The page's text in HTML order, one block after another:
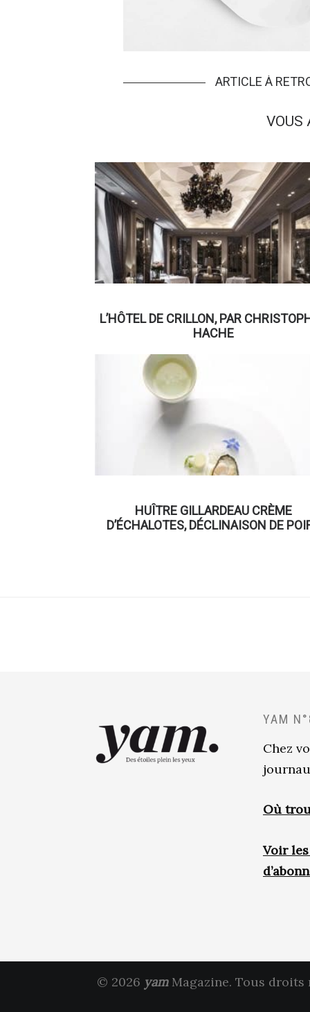
ARTICLE À
VOUS
L’HÔTEL DE CRILLON, PAR
HACHE
HUÎTRE GILLARDEAU CRÈME
D’ÉCHALOTES, DÉCLINAISON DE
YAM
Chez
Où
Voir
© 2026 yamMagazine. Tous droits